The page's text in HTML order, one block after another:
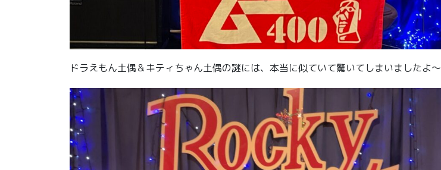
ドラえもん土偶＆キティちゃん土偶の謎には、本当に似ていて驚いてしまいましたよ〜